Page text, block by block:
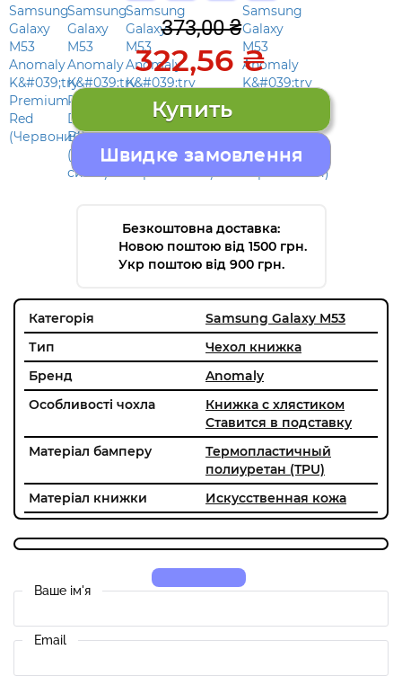
373,00 ₴
322,56 ₴
Швидке замовлення
Безкоштовна доставка:
Новою поштою від 1500 грн.
Укр поштою від 900 грн.
Категорія
Samsung Galaxy M53
Тип
Чехол книжка
Бренд
Anomaly
Особливості чохла
Книжка с хлястиком
Ставится в подставку
Матеріал бамперу
Термопластичный
полиуретан (TPU)
Матеріал книжки
Искусственная кожа
Ваше ім'я
Email